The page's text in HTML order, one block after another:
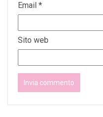
Email *
Sito web